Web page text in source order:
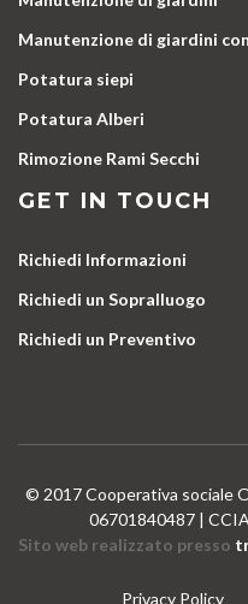
Manutenzione di giardini
Potatura siepi
Potatura Alberi
Rimozione Rami Secchi
GET IN TOUCH
Richiedi Informazioni
Richiedi un Sopralluogo
Richiedi un Preventivo
© 2017 Cooperativa sociale
06701840487 |
Sito web realizzato presso
Privacy Policy